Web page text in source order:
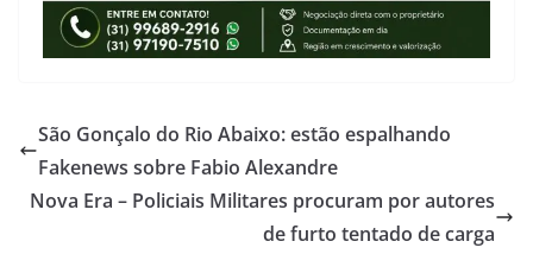
São Gonçalo do Rio Abaixo: estão espalhando
Fakenews sobre Fabio Alexandre
Nova Era – Policiais Militares procuram por autores
de furto tentado de carga